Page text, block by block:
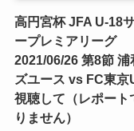
高円宮杯 JFA U-18
ープレミアリーグ
2021/06/26 第8節 浦
ズユース vs FC東京
視聴して（レポート
りません）